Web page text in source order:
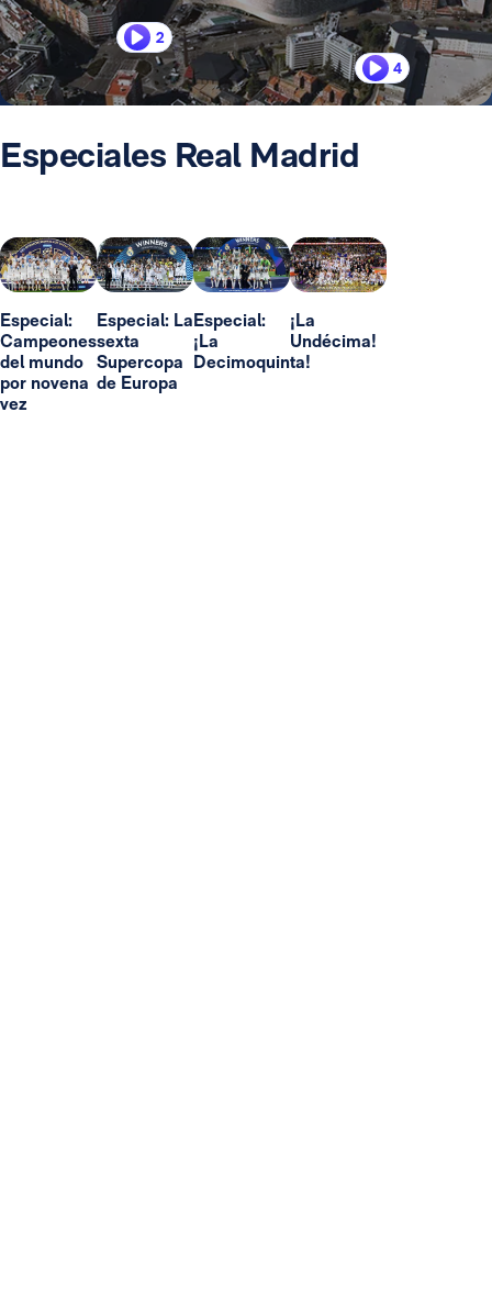
2
4
Especiales Real Madrid
Especial:
Campeones
del mundo
por novena
vez
Especial: La
sexta
Supercopa
de Europa
Especial:
¡La
Decimoquinta!
¡La
Undécima!